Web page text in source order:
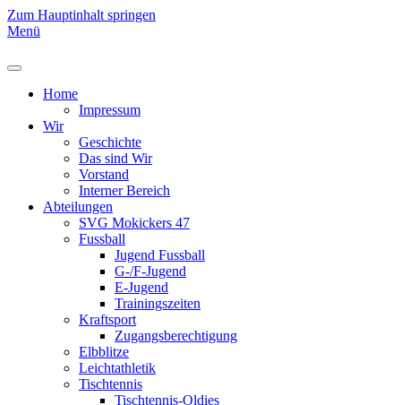
Zum Hauptinhalt springen
Menü
Home
Impressum
Wir
Geschichte
Das sind Wir
Vorstand
Interner Bereich
Abteilungen
SVG Mokickers 47
Fussball
Jugend Fussball
G-/F-Jugend
E-Jugend
Trainingszeiten
Kraftsport
Zugangsberechtigung
Elbblitze
Leichtathletik
Tischtennis
Tischtennis-Oldies